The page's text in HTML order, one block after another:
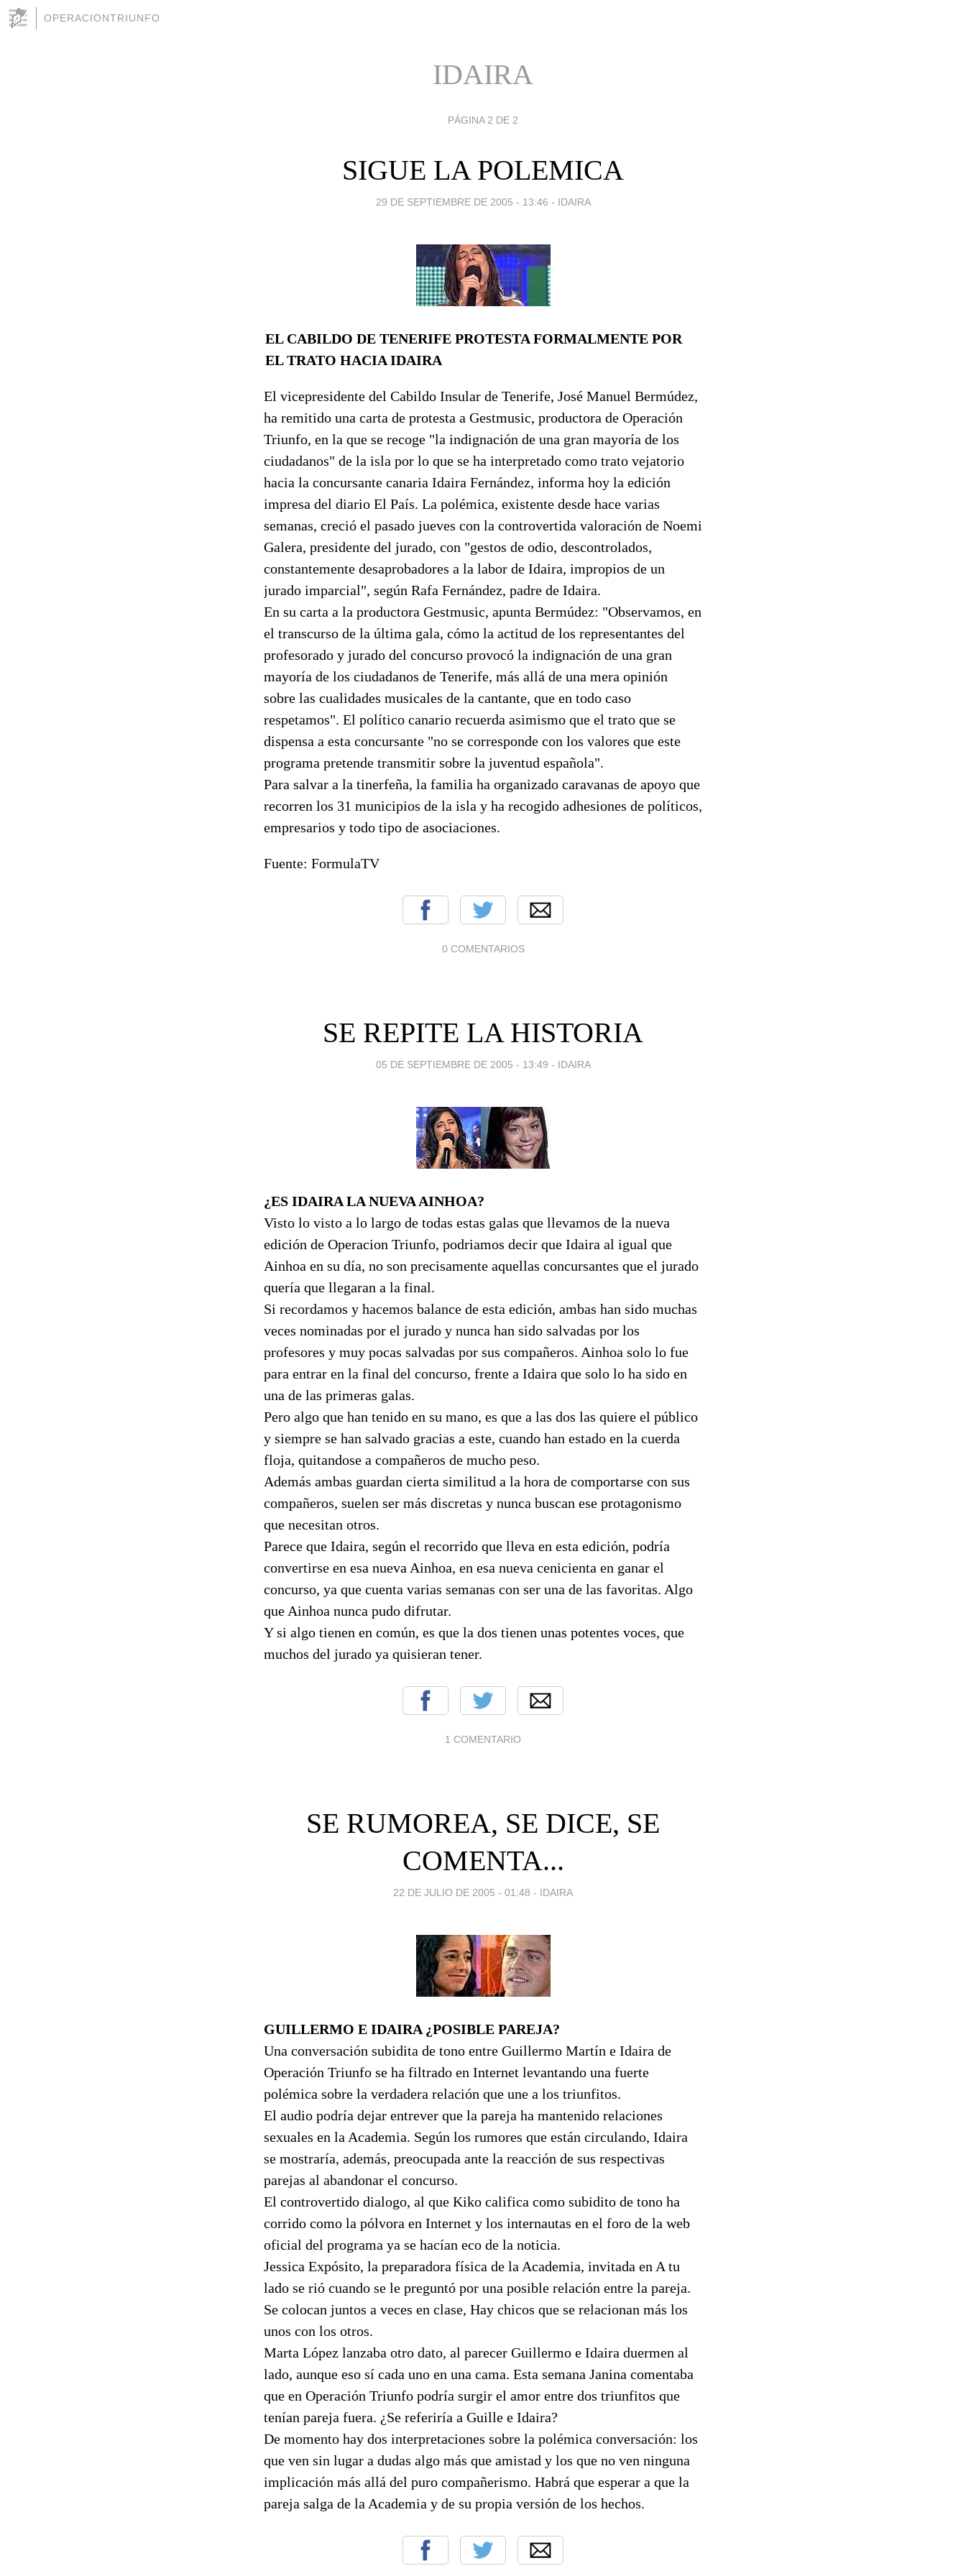
OPERACIONTRIUNFO
IDAIRA
PÁGINA 2 DE 2
SIGUE LA POLEMICA
29 DE SEPTIEMBRE DE 2005 - 13:46 - IDAIRA
EL CABILDO DE TENERIFE PROTESTA FORMALMENTE POR
EL TRATO HACIA IDAIRA
El vicepresidente del Cabildo Insular de Tenerife, José Manuel Bermúdez,
ha remitido una carta de protesta a Gestmusic, productora de Operación
Triunfo, en la que se recoge "la indignación de una gran mayoría de los
ciudadanos" de la isla por lo que se ha interpretado como trato vejatorio
hacia la concursante canaria Idaira Fernández, informa hoy la edición
impresa del diario El País. La polémica, existente desde hace varias
semanas, creció el pasado jueves con la controvertida valoración de Noemi
Galera, presidente del jurado, con "gestos de odio, descontrolados,
constantemente desaprobadores a la labor de Idaira, impropios de un
jurado imparcial", según Rafa Fernández, padre de Idaira.
En su carta a la productora Gestmusic, apunta Bermúdez: "Observamos, en
el transcurso de la última gala, cómo la actitud de los representantes del
profesorado y jurado del concurso provocó la indignación de una gran
mayoría de los ciudadanos de Tenerife, más allá de una mera opinión
sobre las cualidades musicales de la cantante, que en todo caso
respetamos". El político canario recuerda asimismo que el trato que se
dispensa a esta concursante "no se corresponde con los valores que este
programa pretende transmitir sobre la juventud española".
Para salvar a la tinerfeña, la familia ha organizado caravanas de apoyo que
recorren los 31 municipios de la isla y ha recogido adhesiones de políticos,
empresarios y todo tipo de asociaciones.
Fuente: FormulaTV
0 COMENTARIOS
SE REPITE LA HISTORIA
05 DE SEPTIEMBRE DE 2005 - 13:49 - IDAIRA
¿ES IDAIRA LA NUEVA AINHOA?
Visto lo visto a lo largo de todas estas galas que llevamos de la nueva
edición de Operacion Triunfo, podriamos decir que Idaira al igual que
Ainhoa en su día, no son precisamente aquellas concursantes que el jurado
quería que llegaran a la final.
Si recordamos y hacemos balance de esta edición, ambas han sido muchas
veces nominadas por el jurado y nunca han sido salvadas por los
profesores y muy pocas salvadas por sus compañeros. Ainhoa solo lo fue
para entrar en la final del concurso, frente a Idaira que solo lo ha sido en
una de las primeras galas.
Pero algo que han tenido en su mano, es que a las dos las quiere el público
y siempre se han salvado gracias a este, cuando han estado en la cuerda
floja, quitandose a compañeros de mucho peso.
Además ambas guardan cierta similitud a la hora de comportarse con sus
compañeros, suelen ser más discretas y nunca buscan ese protagonismo
que necesitan otros.
Parece que Idaira, según el recorrido que lleva en esta edición, podría
convertirse en esa nueva Ainhoa, en esa nueva cenicienta en ganar el
concurso, ya que cuenta varias semanas con ser una de las favoritas. Algo
que Ainhoa nunca pudo difrutar.
Y si algo tienen en común, es que la dos tienen unas potentes voces, que
muchos del jurado ya quisieran tener.
1 COMENTARIO
SE RUMOREA, SE DICE, SE
COMENTA...
22 DE JULIO DE 2005 - 01:48 - IDAIRA
GUILLERMO E IDAIRA ¿POSIBLE PAREJA?
Una conversación subidita de tono entre Guillermo Martín e Idaira de
Operación Triunfo se ha filtrado en Internet levantando una fuerte
polémica sobre la verdadera relación que une a los triunfitos.
El audio podría dejar entrever que la pareja ha mantenido relaciones
sexuales en la Academia. Según los rumores que están circulando, Idaira
se mostraría, además, preocupada ante la reacción de sus respectivas
parejas al abandonar el concurso.
El controvertido dialogo, al que Kiko califica como subidito de tono ha
corrido como la pólvora en Internet y los internautas en el foro de la web
oficial del programa ya se hacían eco de la noticia.
Jessica Expósito, la preparadora física de la Academia, invitada en A tu
lado se rió cuando se le preguntó por una posible relación entre la pareja.
Se colocan juntos a veces en clase, Hay chicos que se relacionan más los
unos con los otros.
Marta López lanzaba otro dato, al parecer Guillermo e Idaira duermen al
lado, aunque eso sí cada uno en una cama. Esta semana Janina comentaba
que en Operación Triunfo podría surgir el amor entre dos triunfitos que
tenían pareja fuera. ¿Se referiría a Guille e Idaira?
De momento hay dos interpretaciones sobre la polémica conversación: los
que ven sin lugar a dudas algo más que amistad y los que no ven ninguna
implicación más allá del puro compañerismo. Habrá que esperar a que la
pareja salga de la Academia y de su propia versión de los hechos.